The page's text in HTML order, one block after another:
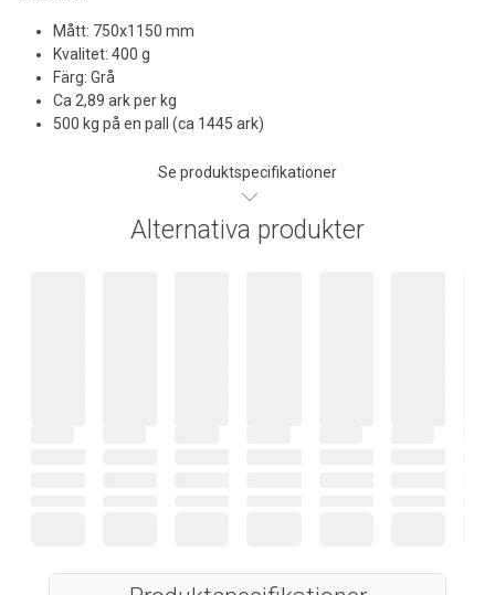
Mått: 750x1150 mm
Kvalitet: 400 g
Färg: Grå
Ca 2,89 ark per kg
500 kg på en pall (ca 1445 ark)
Se produktspecifikationer
Alternativa produkter